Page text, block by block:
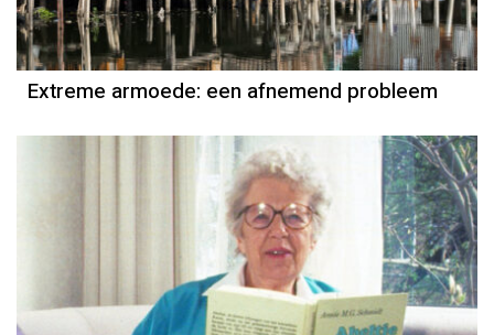
Extreme armoede: een afnemend probleem